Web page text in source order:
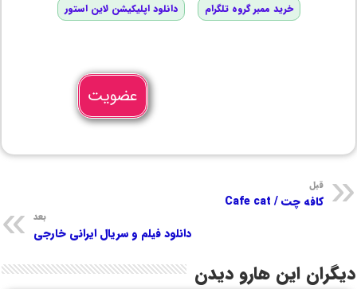
خرید ممبر گروه تلگرام دانلود اپلیکیشن لاین استور
عضویت
قبل
کافه چت / Cafe cat
بعد
دانلود فیلم و سریال ایرانی خارجی
دیگران این هارو دیدن